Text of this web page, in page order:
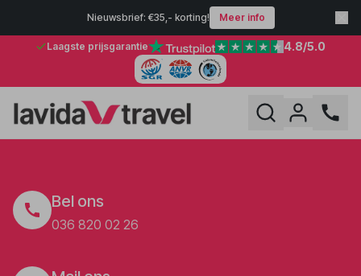
Nieuwsbrief: €35,- korting! Meer info
Laagste prijsgarantie 4.8/5.0
Bel ons
036 820 02 26